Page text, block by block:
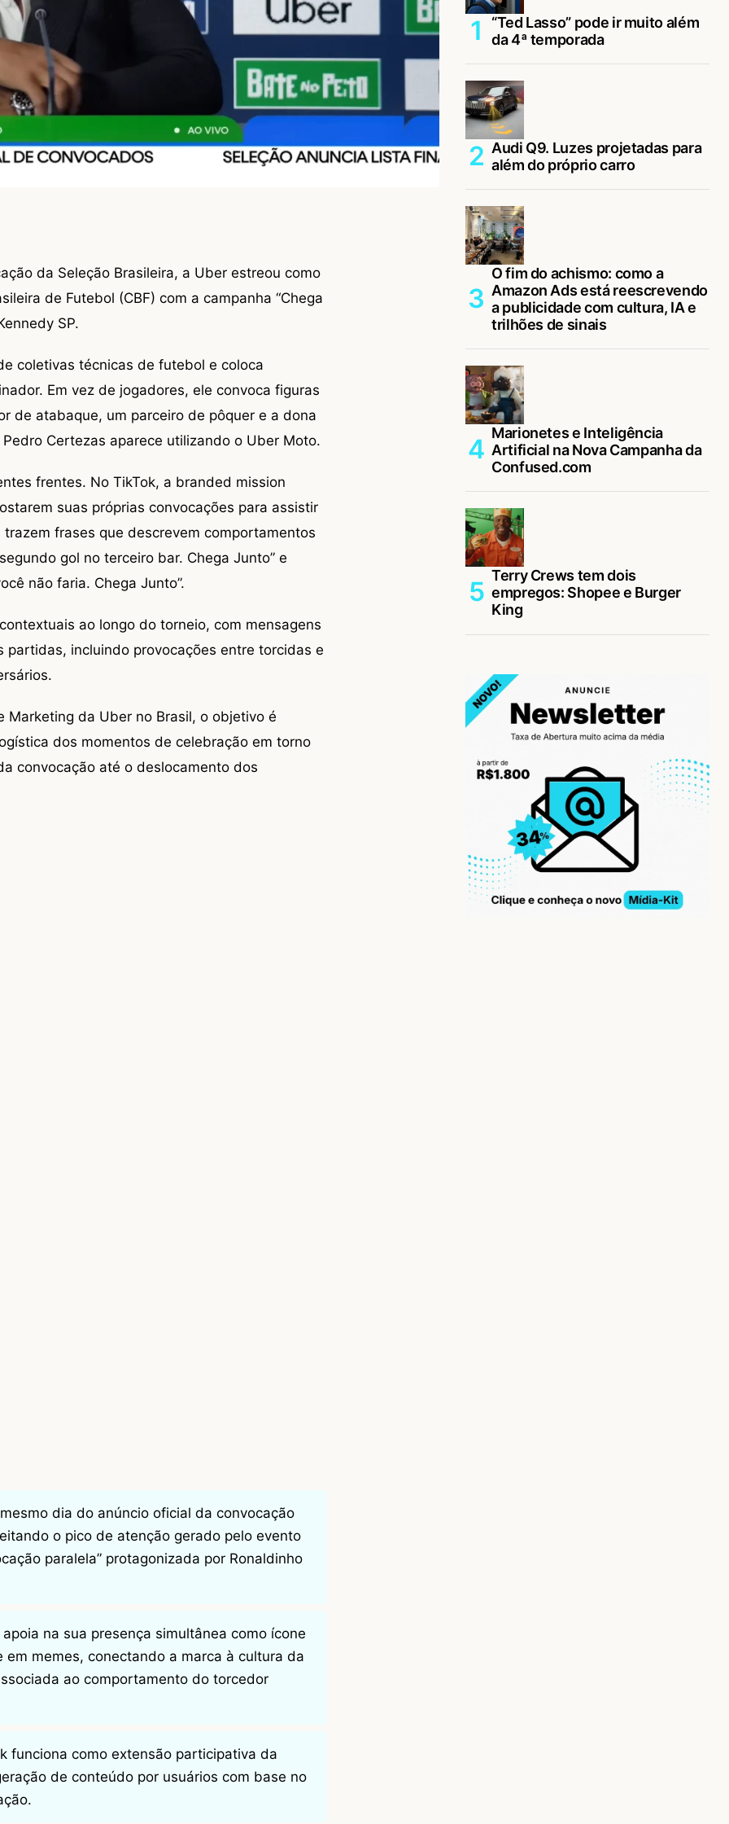
da Seleção Brasileira, a Uber estreou como
de Futebol (CBF) com a campanha “Chega
SP.
coletivas técnicas de futebol e coloca
Em vez de jogadores, ele convoca figuras
de atabaque, um parceiro de pôquer e a dona
Certezas aparece utilizando o Uber Moto.
frentes. No TikTok, a branded mission
suas próprias convocações para assistir
frases que descrevem comportamentos
gol no terceiro bar. Chega Junto” e
não faria. Chega Junto”.
ao longo do torneio, com mensagens
partidas, incluindo provocações entre torcidas e
Marketing da Uber no Brasil, o objetivo é
dos momentos de celebração em torno
convocação até o deslocamento dos
dia do anúncio oficial da convocação
o pico de atenção gerado pelo evento
paralela” protagonizada por Ronaldinho
na sua presença simultânea como ícone
memes, conectando a marca à cultura da
ao comportamento do torcedor
funciona como extensão participativa da
de conteúdo por usuários com base no
“Ted Lasso” pode ir muito além
da 4ª temporada
Audi Q9. Luzes projetadas para
além do próprio carro
O fim do achismo: como a
Amazon Ads está reescrevendo
a publicidade com cultura, IA e
trilhões de sinais
Marionetes e Inteligência
Artificial na Nova Campanha da
Confused.com
Terry Crews tem dois
empregos: Shopee e Burger
King